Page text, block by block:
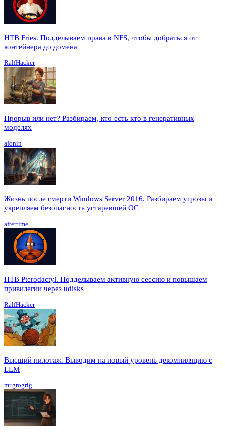
HTB Fries. Подделываем права в NFS, чтобы добраться от
контейнера до домена
RalfHacker
Прорыв или нет? Разбираем, кто есть кто в генеративных
моделях
afonin
Жизнь после смерти Windows Server 2016. Разбираем угрозы и
укрепляем безопасность устаревшей ОС
aftertime
HTB Pterodactyl. Подделываем активную сессию и повышаем
привилегии через udisks
RalfHacker
Высший пилотаж. Выводим на новый уровень декомпиляцию с
LLM
mr.grogrig